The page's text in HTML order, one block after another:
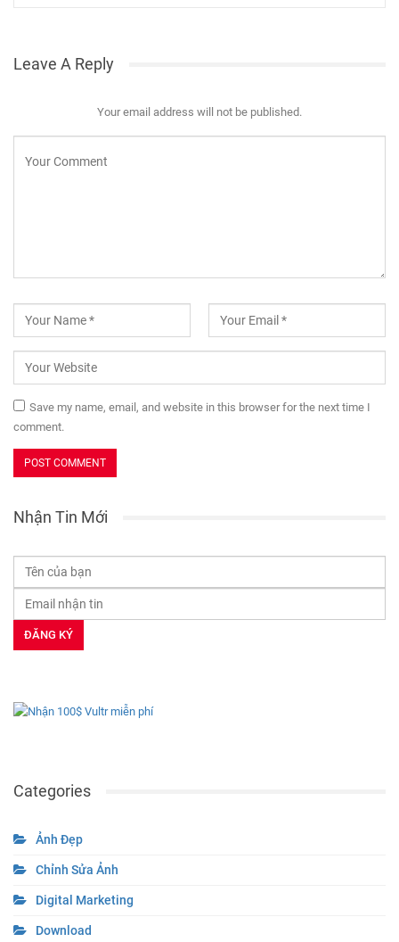
Leave A Reply
Your email address will not be published.
Save my name, email, and website in this browser for the next time I
comment.
Nhận Tin Mới
Categories
Ảnh Đẹp
Chỉnh Sửa Ảnh
Digital Marketing
Download